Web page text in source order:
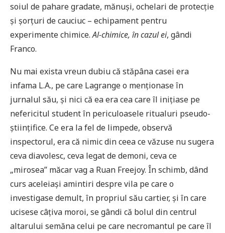
soiul de pahare gradate, mănuși, ochelari de protecție
și șorțuri de cauciuc – echipament pentru
experimente chimice.Al-chimice, în cazul ei, gândi
Franco.
Nu mai exista vreun dubiu că stăpâna casei era
infama L.A., pe care Lagrange o menționase în
jurnalul său, și nici că ea era cea care îl inițiase pe
nefericitul student în periculoasele ritualuri pseudo-
științifice. Ce era la fel de limpede, observă
inspectorul, era că nimic din ceea ce văzuse nu sugera
ceva diavolesc, ceva legat de demoni, ceva ce
„mirosea” măcar vag a Ruan Freejoy. În schimb, dând
curs aceleiași amintiri despre vila pe care o
investigase demult, în propriul său cartier, și în care
ucisese câțiva moroi, se gândi că bolul din centrul
altarului semăna celui pe care necromantul pe care îl